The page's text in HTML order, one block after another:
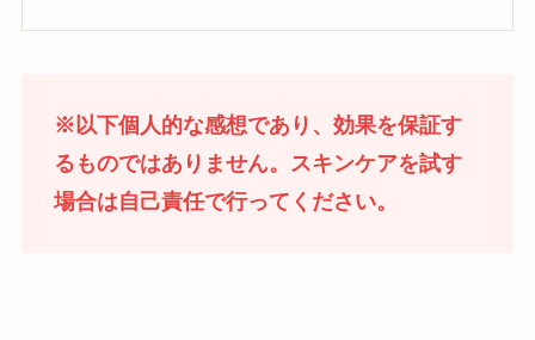
※以下個人的な感想であり、効果を保証す
るものではありません。スキンケアを試す
場合は自己責任で行ってください。